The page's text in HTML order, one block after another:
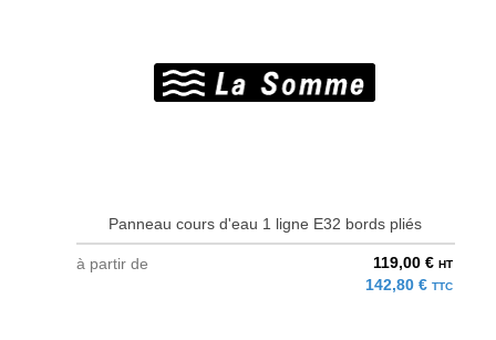
Panneau cours d'eau 1 ligne E32 bords pliés
à partir de 119,00 € HT
142,80 € TTC